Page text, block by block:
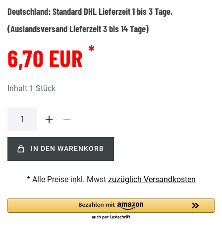
Deutschland: Standard DHL Lieferzeit 1 bis 3 Tage.
(Auslandsversand Lieferzeit 3 bis 14 Tage)
6,70 EUR *
Inhalt 1 Stück
IN DEN WARENKORB
* Alle Preise inkl. Mwst zuzüglich Versandkosten